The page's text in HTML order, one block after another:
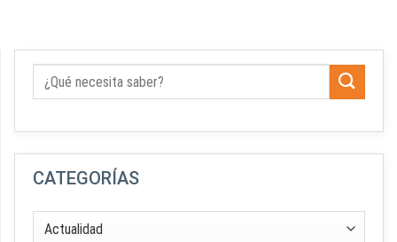
CATEGORÍAS